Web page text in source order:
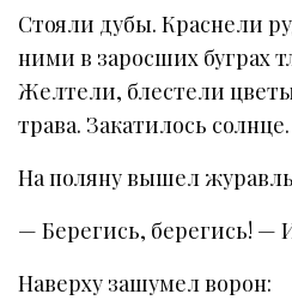
Стояли дубы. Краснели
ними в заросших буграх
Желтели, блестели
трава. Закатилось солнце.
На поляну вышел
— Берегись, берегись! —
Наверху зашумел ворон: